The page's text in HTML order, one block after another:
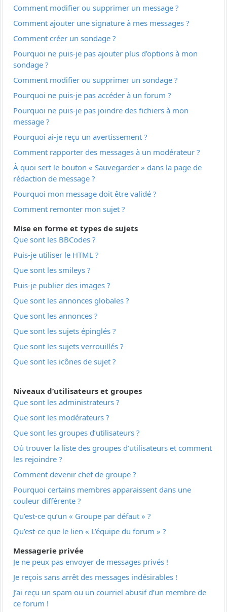
Comment modifier ou supprimer un message ?
Comment ajouter une signature à mes messages ?
Comment créer un sondage ?
Pourquoi ne puis-je pas ajouter plus d’options à mon
sondage ?
Comment modifier ou supprimer un sondage ?
Pourquoi ne puis-je pas accéder à un forum ?
Pourquoi ne puis-je pas joindre des fichiers à mon
message ?
Pourquoi ai-je reçu un avertissement ?
Comment rapporter des messages à un modérateur ?
À quoi sert le bouton « Sauvegarder » dans la page de
rédaction de message ?
Pourquoi mon message doit être validé ?
Comment remonter mon sujet ?
Mise en forme et types de sujets
Que sont les BBCodes ?
Puis-je utiliser le HTML ?
Que sont les smileys ?
Puis-je publier des images ?
Que sont les annonces globales ?
Que sont les annonces ?
Que sont les sujets épinglés ?
Que sont les sujets verrouillés ?
Que sont les icônes de sujet ?
Niveaux d’utilisateurs et groupes
Que sont les administrateurs ?
Que sont les modérateurs ?
Que sont les groupes d’utilisateurs ?
Où trouver la liste des groupes d’utilisateurs et comment
les rejoindre ?
Comment devenir chef de groupe ?
Pourquoi certains membres apparaissent dans une
couleur différente ?
Qu’est-ce qu’un « Groupe par défaut » ?
Qu’est-ce que le lien « L’équipe du forum » ?
Messagerie privée
Je ne peux pas envoyer de messages privés !
Je reçois sans arrêt des messages indésirables !
J’ai reçu un spam ou un courriel abusif d’un membre de
ce forum !